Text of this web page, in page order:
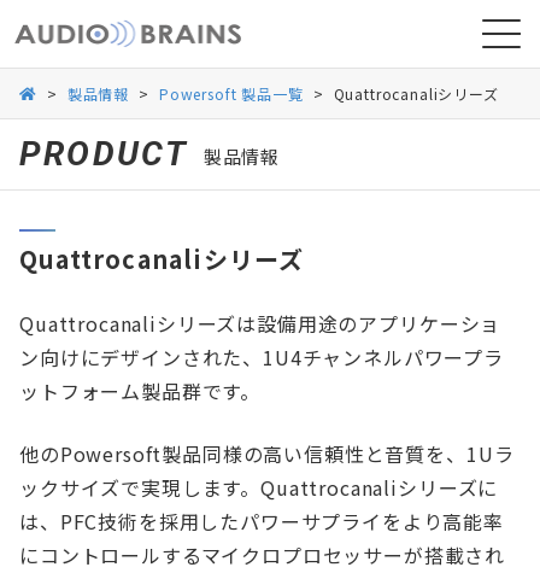
導入事例
お問い合わせ
> 製品情報 > Powersoft 製品一覧 > Quattrocanaliシリーズ
PRODUCT 製品情報
Quattrocanaliシリーズ
Quattrocanaliシリーズは設備用途のアプリケーショ
ン向けにデザインされた、1U4チャンネルパワープラ
ットフォーム製品群です。
他のPowersoft製品同様の高い信頼性と音質を、1Uラ
ックサイズで実現します。Quattrocanaliシリーズに
は、PFC技術を採用したパワーサプライをより高能率
にコントロールするマイクロプロセッサーが搭載され